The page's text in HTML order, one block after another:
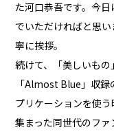
た河口恭吾です。今
でいただければと思
寧に挨拶。
続けて、「美しいも
「Almost Blue」収
プリケーションを使
集まった同世代のファ